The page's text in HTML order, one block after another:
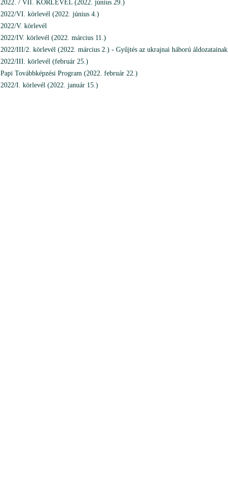
2022. / VII. KÖRLEVÉL (2022. június 29.)
2022/VI. körlevél (2022. június 4.)
2022/V. körlevél
2022/IV. körlevél (2022. március 11.)
2022/III/2. körlevél (2022. március 2.) - Gyűjtés az ukrajnai háború áldozatainak
2022/III. körlevél (február 25.)
Papi Továbbképzési Program (2022. február 22.)
2022/I. körlevél (2022. január 15.)